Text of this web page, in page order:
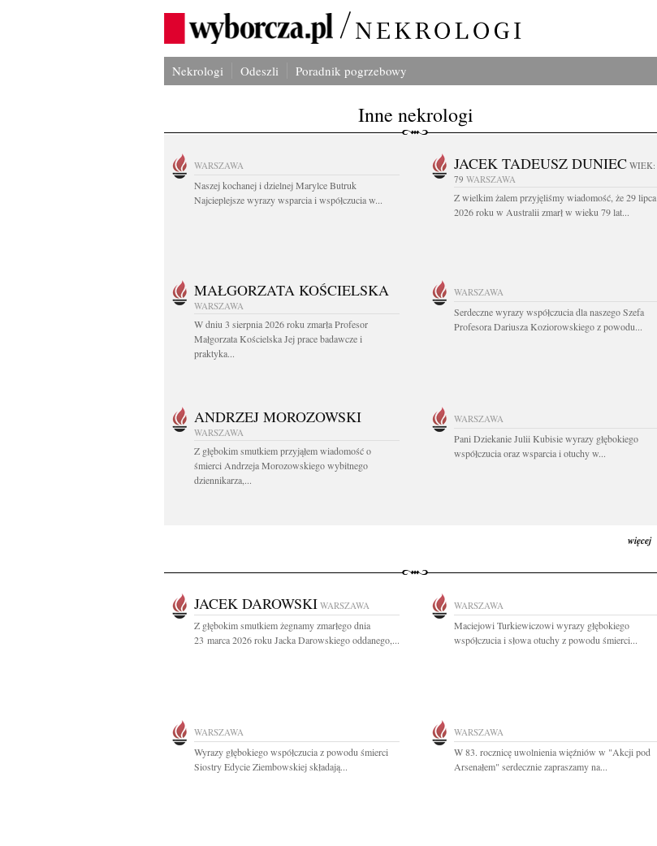
Nekrologi Odeszli Poradnik pogrzebowy
Inne nekrologi
WARSZAWA
Naszej kochanej i dzielnej Marylce Butruk
Najcieplejsze wyrazy wsparcia i współczucia w...
JACEK TADEUSZ DUNIEC WIEK:
79 WARSZAWA
Z wielkim żalem przyjęliśmy wiadomość, że 29 lipca
2026 roku w Australii zmarł w wieku 79 lat...
MAŁGORZATA KOŚCIELSKA
WARSZAWA
W dniu 3 sierpnia 2026 roku zmarła Profesor
Małgorzata Kościelska Jej prace badawcze i
praktyka...
WARSZAWA
Serdeczne wyrazy współczucia dla naszego Szefa
Profesora Dariusza Koziorowskiego z powodu...
ANDRZEJ MOROZOWSKI
WARSZAWA
Z głębokim smutkiem przyjąłem wiadomość o
śmierci Andrzeja Morozowskiego wybitnego
dziennikarza,...
WARSZAWA
Pani Dziekanie Julii Kubisie wyrazy głębokiego
współczucia oraz wsparcia i otuchy w...
więcej
JACEK DAROWSKI WARSZAWA
Z głębokim smutkiem żegnamy zmarłego dnia
23 marca 2026 roku Jacka Darowskiego oddanego,...
WARSZAWA
Maciejowi Turkiewiczowi wyrazy głębokiego
współczucia i słowa otuchy z powodu śmierci...
WARSZAWA
Wyrazy głębokiego współczucia z powodu śmierci
Siostry Edycie Ziembowskiej składają...
WARSZAWA
W 83. rocznicę uwolnienia więźniów w "Akcji pod
Arsenałem" serdecznie zapraszamy na...